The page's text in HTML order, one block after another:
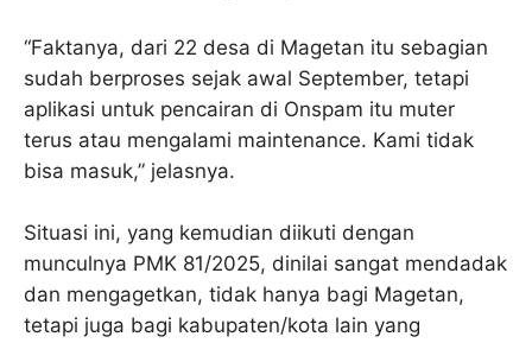
“Faktanya, dari 22 desa di Magetan itu sebagian
sudah berproses sejak awal September, tetapi
aplikasi untuk pencairan di Onspam itu muter
terus atau mengalami maintenance. Kami tidak
bisa masuk,” jelasnya.
Situasi ini, yang kemudian diikuti dengan
munculnya PMK 81/2025, dinilai sangat mendadak
dan mengagetkan, tidak hanya bagi Magetan,
tetapi juga bagi kabupaten/kota lain yang